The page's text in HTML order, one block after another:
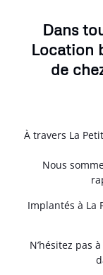
Dans
Location
de
À travers La
Nous
Implantés à La
N’hésitez pas